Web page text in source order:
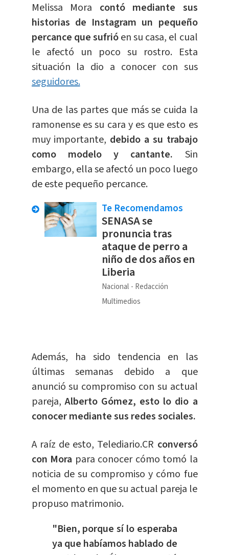
Melissa Mora contó mediante sus
historias de Instagram un pequeño
percance que sufrióen su casa, el cual
le afectó un poco su rostro. Esta
situación la dio a conocer con sus
seguidores.
Una de las partes que más se cuida la
ramonense es su cara y es que esto es
muy importante, debido a su trabajo
como modelo y cantante. Sin
embargo, ella se afectó un poco luego
de este pequeño percance.
Te Recomendamos
SENASA se
pronuncia tras
ataque de perro a
niño de dos años en
Liberia
Nacional
Redacción
Multimedios
Además, ha sido tendencia en las
últimas semanas debido a que
anunció su compromiso con su actual
pareja,Alberto Gómez, esto lo dio a
conocer mediante sus redes sociales.
A raíz de esto, Telediario.CR conversó
con Mora para conocer cómo tomó la
noticia de su compromiso y cómo fue
el momento en que su actual pareja le
propuso matrimonio.
"Bien, porque sí lo esperaba
ya que habíamos hablado de